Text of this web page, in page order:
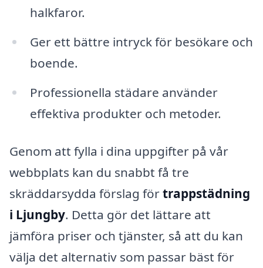
halkfaror.
Ger ett bättre intryck för besökare och
boende.
Professionella städare använder
effektiva produkter och metoder.
Genom att fylla i dina uppgifter på vår
webbplats kan du snabbt få tre
skräddarsydda förslag förtrappstädning
i Ljungby. Detta gör det lättare att
jämföra priser och tjänster, så att du kan
välja det alternativ som passar bäst för